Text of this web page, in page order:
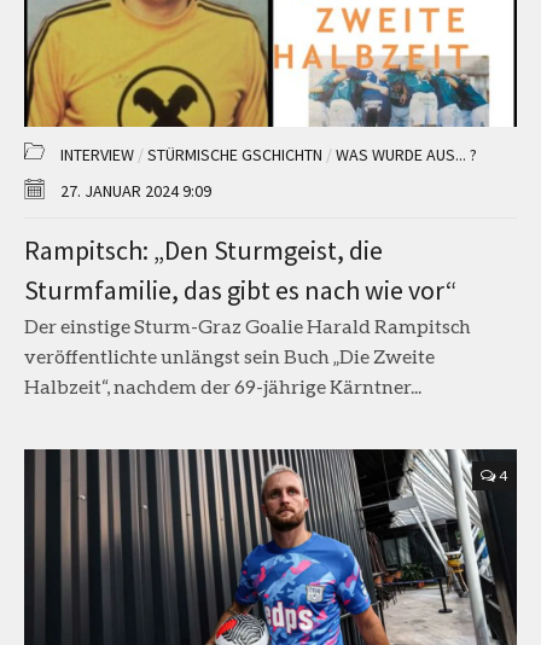
INTERVIEW /STÜRMISCHE GSCHICHTN /WAS WURDE AUS... ?
27. JANUAR 2024 9:09
Rampitsch: „Den Sturmgeist, die
Sturmfamilie, das gibt es nach wie vor“
Der einstige Sturm-Graz Goalie Harald Rampitsch
veröffentlichte unlängst sein Buch „Die Zweite
Halbzeit“, nachdem der 69-jährige Kärntner...
4